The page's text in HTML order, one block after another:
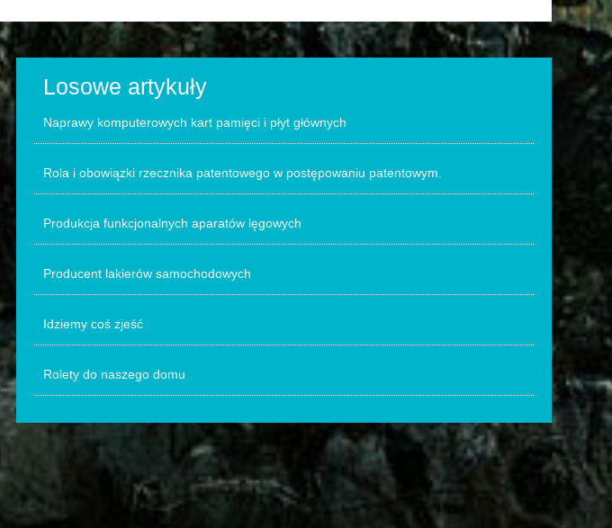
Losowe artykuły
Naprawy komputerowych kart pamięci i płyt głównych
Rola i obowiązki rzecznika patentowego w postępowaniu patentowym.
Produkcja funkcjonalnych aparatów lęgowych
Producent lakierów samochodowych
Idziemy coś zjeść
Rolety do naszego domu